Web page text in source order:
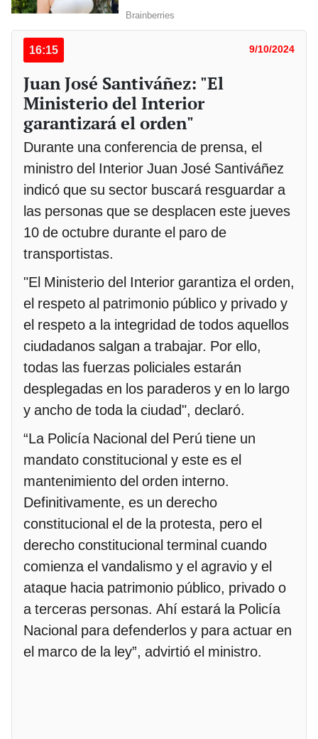
16:15 9/10/2024
Juan José Santiváñez: "El
Ministerio del Interior
garantizará el orden"
Durante una conferencia de prensa, el
ministro del Interior Juan José Santiváñez
indicó que su sector buscará resguardar a
las personas que se desplacen este jueves
10 de octubre durante el paro de
transportistas.
"El Ministerio del Interior garantiza el orden,
el respeto al patrimonio público y privado y
el respeto a la integridad de todos aquellos
ciudadanos salgan a trabajar. Por ello,
todas las fuerzas policiales estarán
desplegadas en los paraderos y en lo largo
y ancho de toda la ciudad", declaró.
“La Policía Nacional del Perú tiene un
mandato constitucional y este es el
mantenimiento del orden interno.
Definitivamente, es un derecho
constitucional el de la protesta, pero el
derecho constitucional terminal cuando
comienza el vandalismo y el agravio y el
ataque hacia patrimonio público, privado o
a terceras personas. Ahí estará la Policía
Nacional para defenderlos y para actuar en
el marco de la ley”, advirtió el ministro.